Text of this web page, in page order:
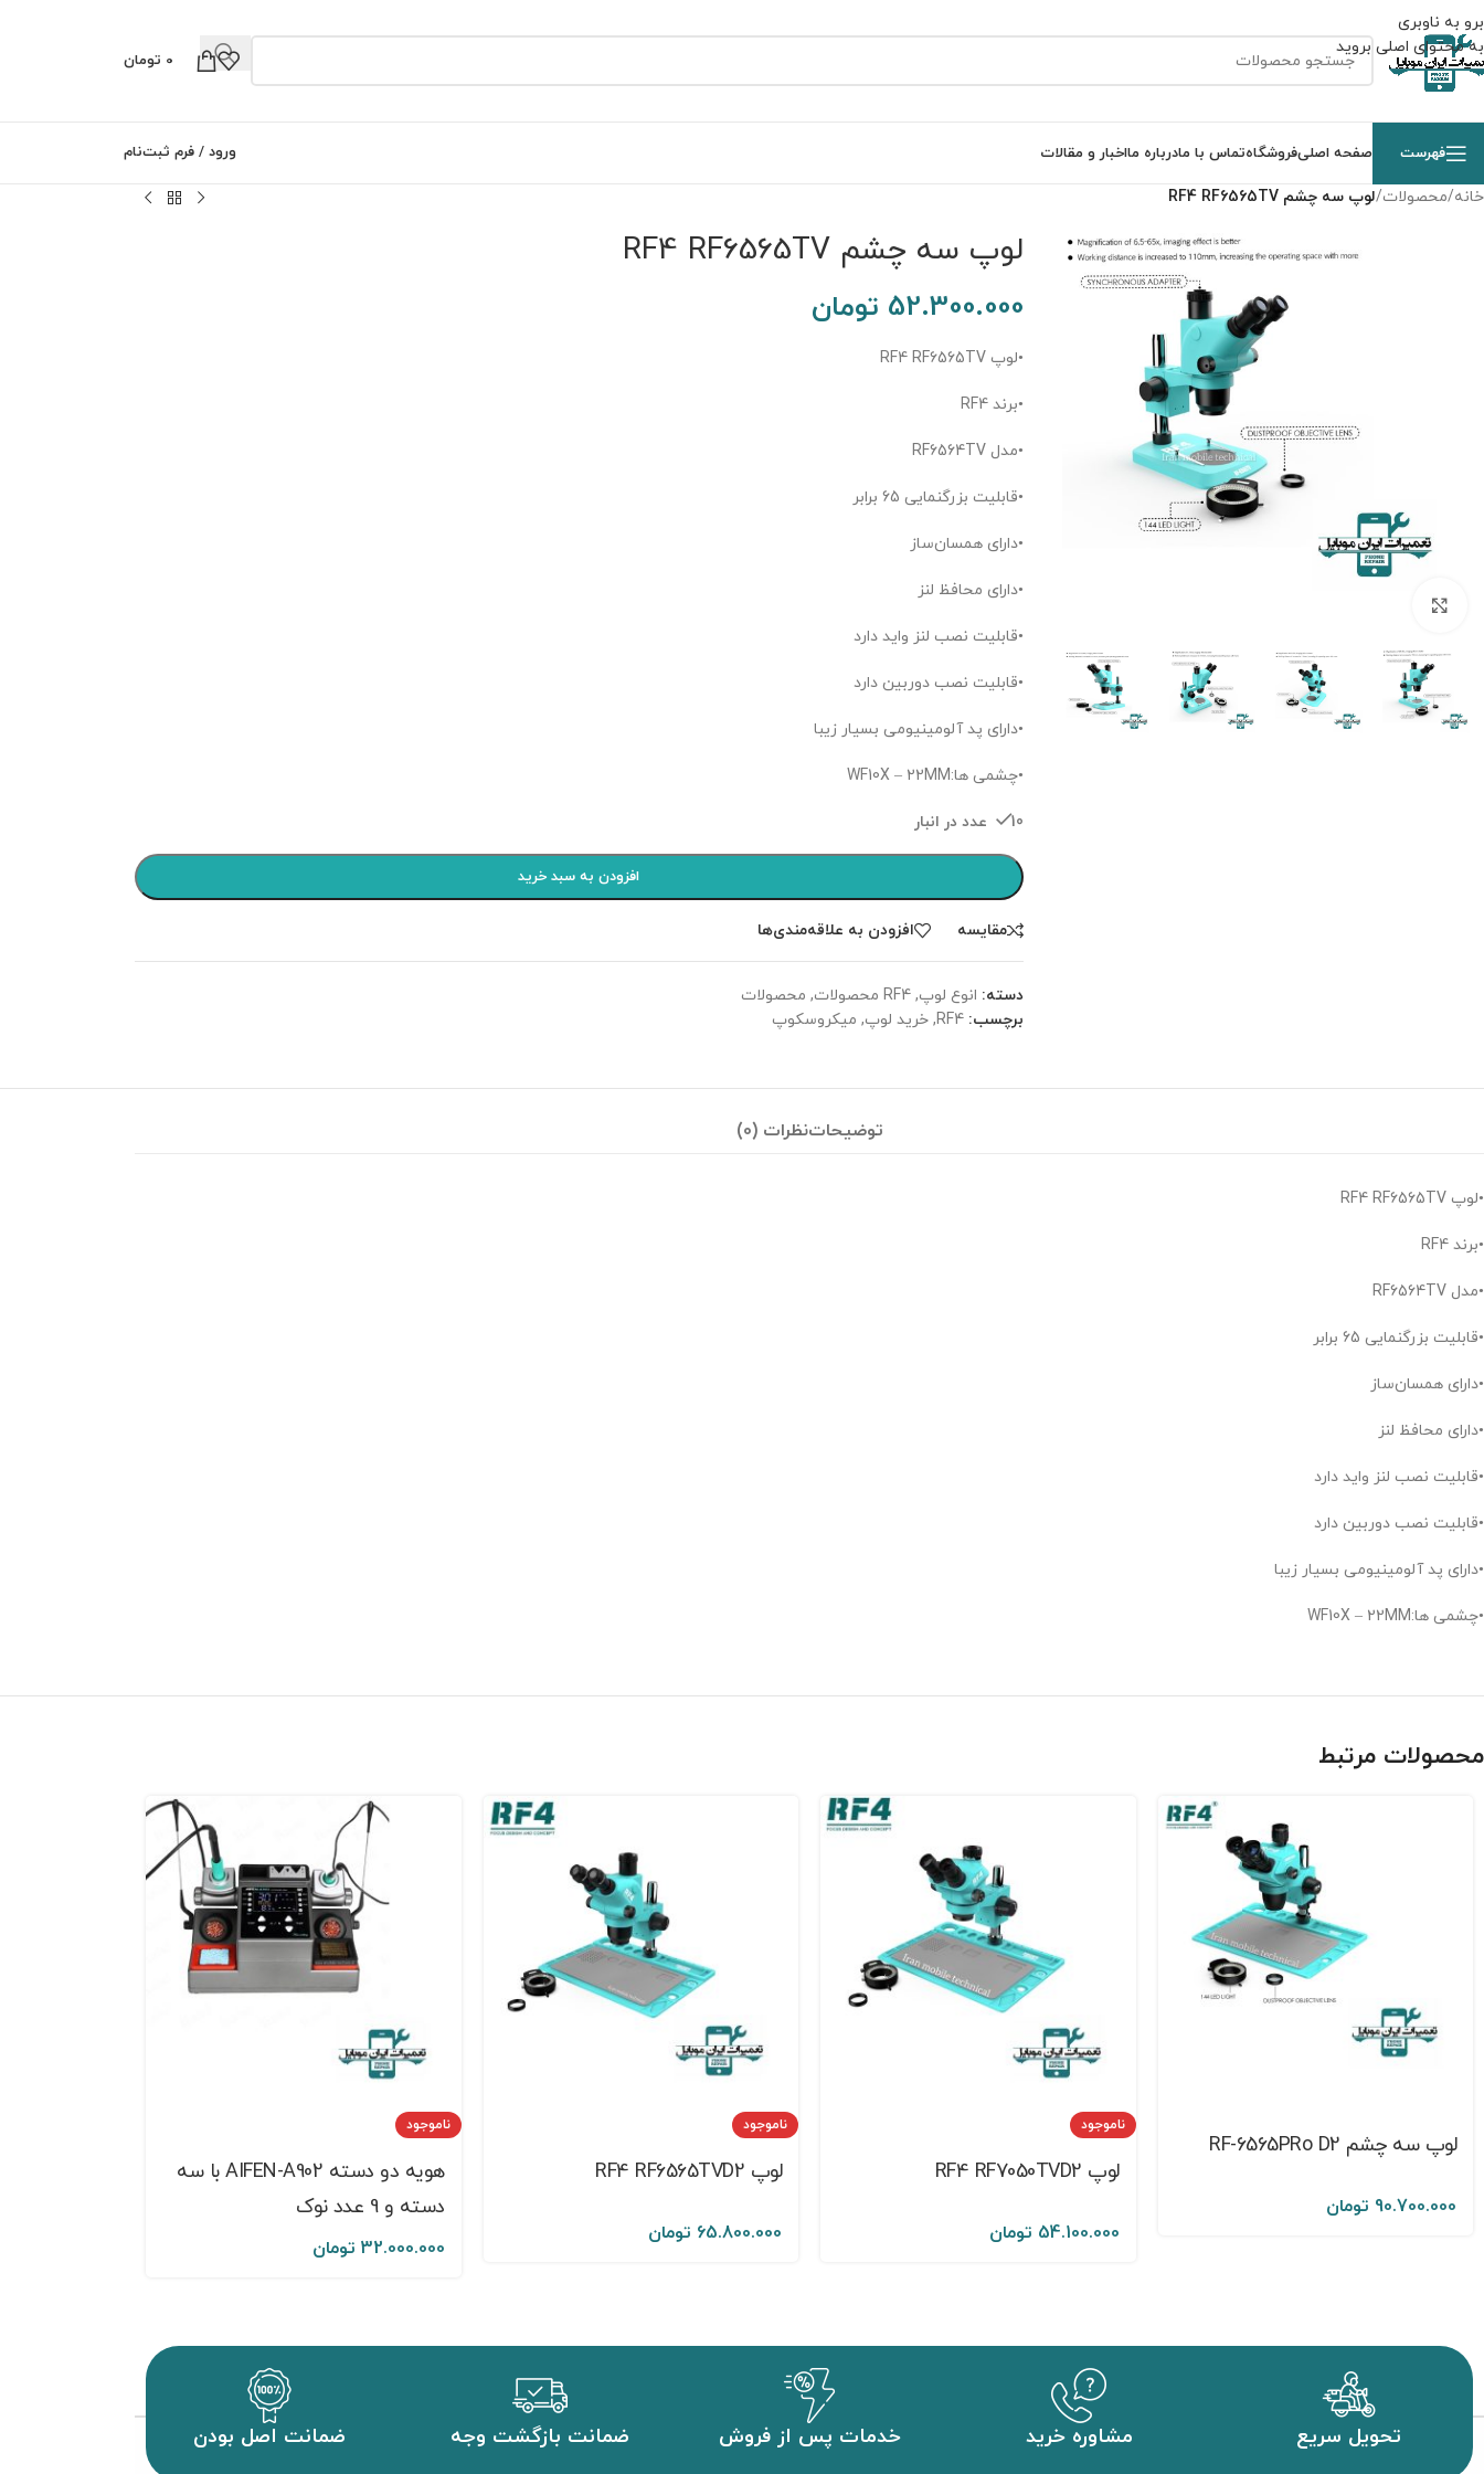
برو به ناوبری
به محتوای اصلی بروید
0 تومان
فهرست صفحه اصلیفروشگاهتماس با مادرباره مااخبار و مقالات ورود / فرم ثبت‌نام
خانه/محصولات/لوپ سه چشم RF4 RF6565TV
لوپ سه چشم RF4 RF6565TV
52.300.000 تومان
•لوپ RF4 RF6565TV
•برند RF4
•مدل RF6564TV
•قابلیت بزرگنمایی 65 برابر
•دارای همسان‌ساز
•دارای محافظ لنز
•قابلیت نصب لنز واید دارد
•قابلیت نصب دوربین دارد
•دارای پد آلومینیومی بسیار زیبا
•چشمی ها:WF10X – 22MM
10 عدد در انبار
افزودن به سبد خرید
مقایسه افزودن به علاقه‌مندی‌ها
دسته: انوع لوپ, RF4 محصولات , محصولات
برچسب: RF4
, خرید لوپ, میکروسکوپ
توضیحاتنظرات (0)
•لوپ RF4 RF6565TV
•برند RF4
•مدل RF6564TV
•قابلیت بزرگنمایی 65 برابر
•دارای همسان‌ساز
•دارای محافظ لنز
•قابلیت نصب لنز واید دارد
•قابلیت نصب دوربین دارد
•دارای پد آلومینیومی بسیار زیبا
•چشمی ها:WF10X – 22MM
محصولات مرتبط
لوپ سه چشم RF-6565PRo D2
90.700.000 تومان
ناموجود
لوپ RF4 RF7050TVD2
54.100.000 تومان
ناموجود
لوپ RF4 RF6565TVD2
65.800.000 تومان
ناموجود
هویه دو دسته AIFEN-A902 با سه
دسته و 9 عدد نوک
32.000.000 تومان
تحویل سریع مشاوره خرید خدمات پس از فروش ضمانت بازگشت وجه ضمانت اصل بودن